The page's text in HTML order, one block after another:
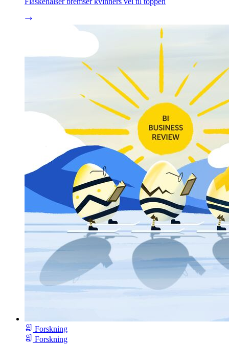
Forskning
Forskning